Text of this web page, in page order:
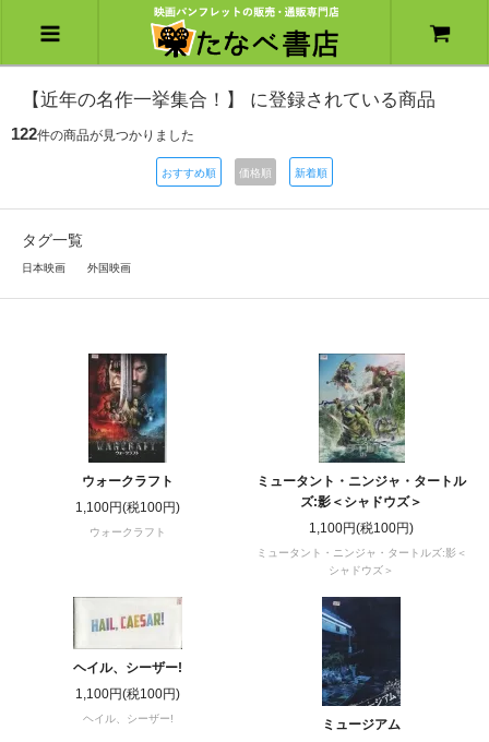
【近年の名作一挙集合！】 に登録されている商品
122件の商品が見つかりました
おすすめ順 価格順 新着順
タグ一覧
日本映画 外国映画
ウォークラフト
1,100円(税100円)
ウォークラフト
ミュータント・ニンジャ・タートル
ズ:影＜シャドウズ＞
1,100円(税100円)
ミュータント・ニンジャ・タートルズ:影＜
シャドウズ＞
ヘイル、シーザー!
1,100円(税100円)
ヘイル、シーザー!
ミュージアム